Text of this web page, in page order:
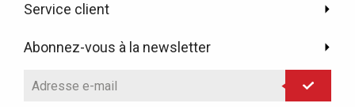
Service client
Abonnez-vous à la newsletter